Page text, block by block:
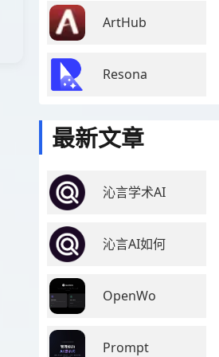
ArtHub
Resona
最新文章
沁言学术AI
沁言AI如何
OpenWo
Prompt